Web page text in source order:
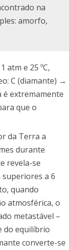
na
amorfo,
atm e 25 ºC,
C (diamante) →
extremamente
que o
da Terra a
durante
revela-se
a 6
quando
atmosférica, o
metastável –
do equilíbrio
converte-se